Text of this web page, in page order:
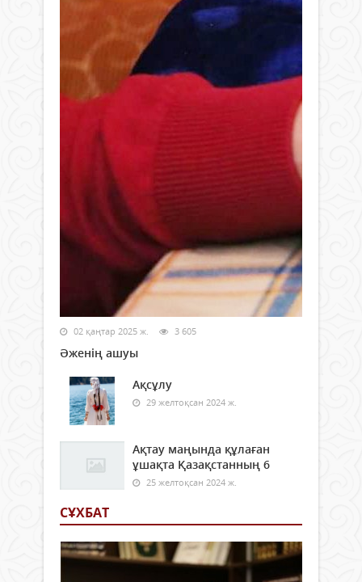
02 қаңтар 2025 ж. 3 605
Әженің ашуы
Ақсұлу
29 желтоқсан 2024 ж.
Ақтау маңында құлаған
ұшақта Қазақстанның 6
25 желтоқсан 2024 ж.
СҰХБАТ